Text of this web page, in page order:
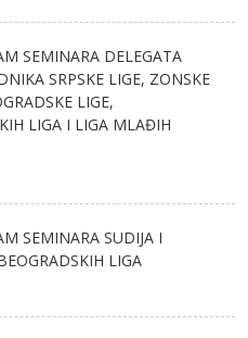
SEMINARA DELEGATA
SRPSKE LIGE, ZONSKE
LIGE,
LIGA I LIGA MLAĐIH
SEMINARA SUDIJA I
LIGA